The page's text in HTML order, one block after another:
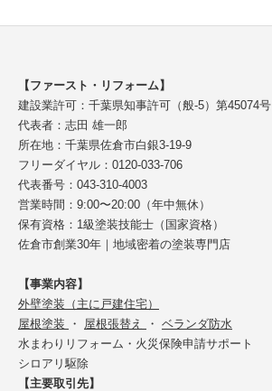
【ファースト・リフォーム】
建設業許可：千葉県知事許可（般-5）第45074号
代表者：志田 雄一郎
所在地：千葉県佐倉市白銀3-19-9
フリーダイヤル：0120-033-706
代表番号：043-310-4003
営業時間：9:00〜20:00（年中無休）
保有資格：1級塗装技能士（国家資格）
佐倉市創業30年｜地域密着の塗装専門店
【事業内容】
外壁塗装（主に戸建住宅）
屋根塗装
・ 屋根張替え ・ ベランダ防水
水まわりリフォーム・火災保険申請サポート
シロアリ駆除
【主要取引先】